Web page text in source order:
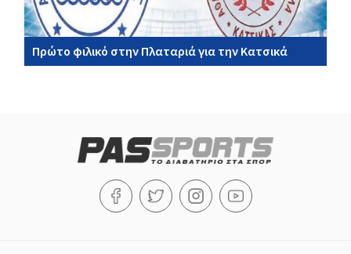
Πρώτο φιλικό στην Πλαταριά για την Κατσικά